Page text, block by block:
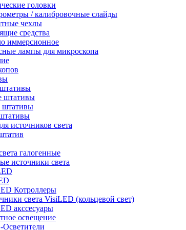
головки
/ калибровочные слайды
чехлы
средства
иммерсионное
лампы для микроскопа
штативы
штативы
источников света
галогенные
источники света
Котроллеры
света VisiLED (кольцевой свет)
акссесуары
освещение